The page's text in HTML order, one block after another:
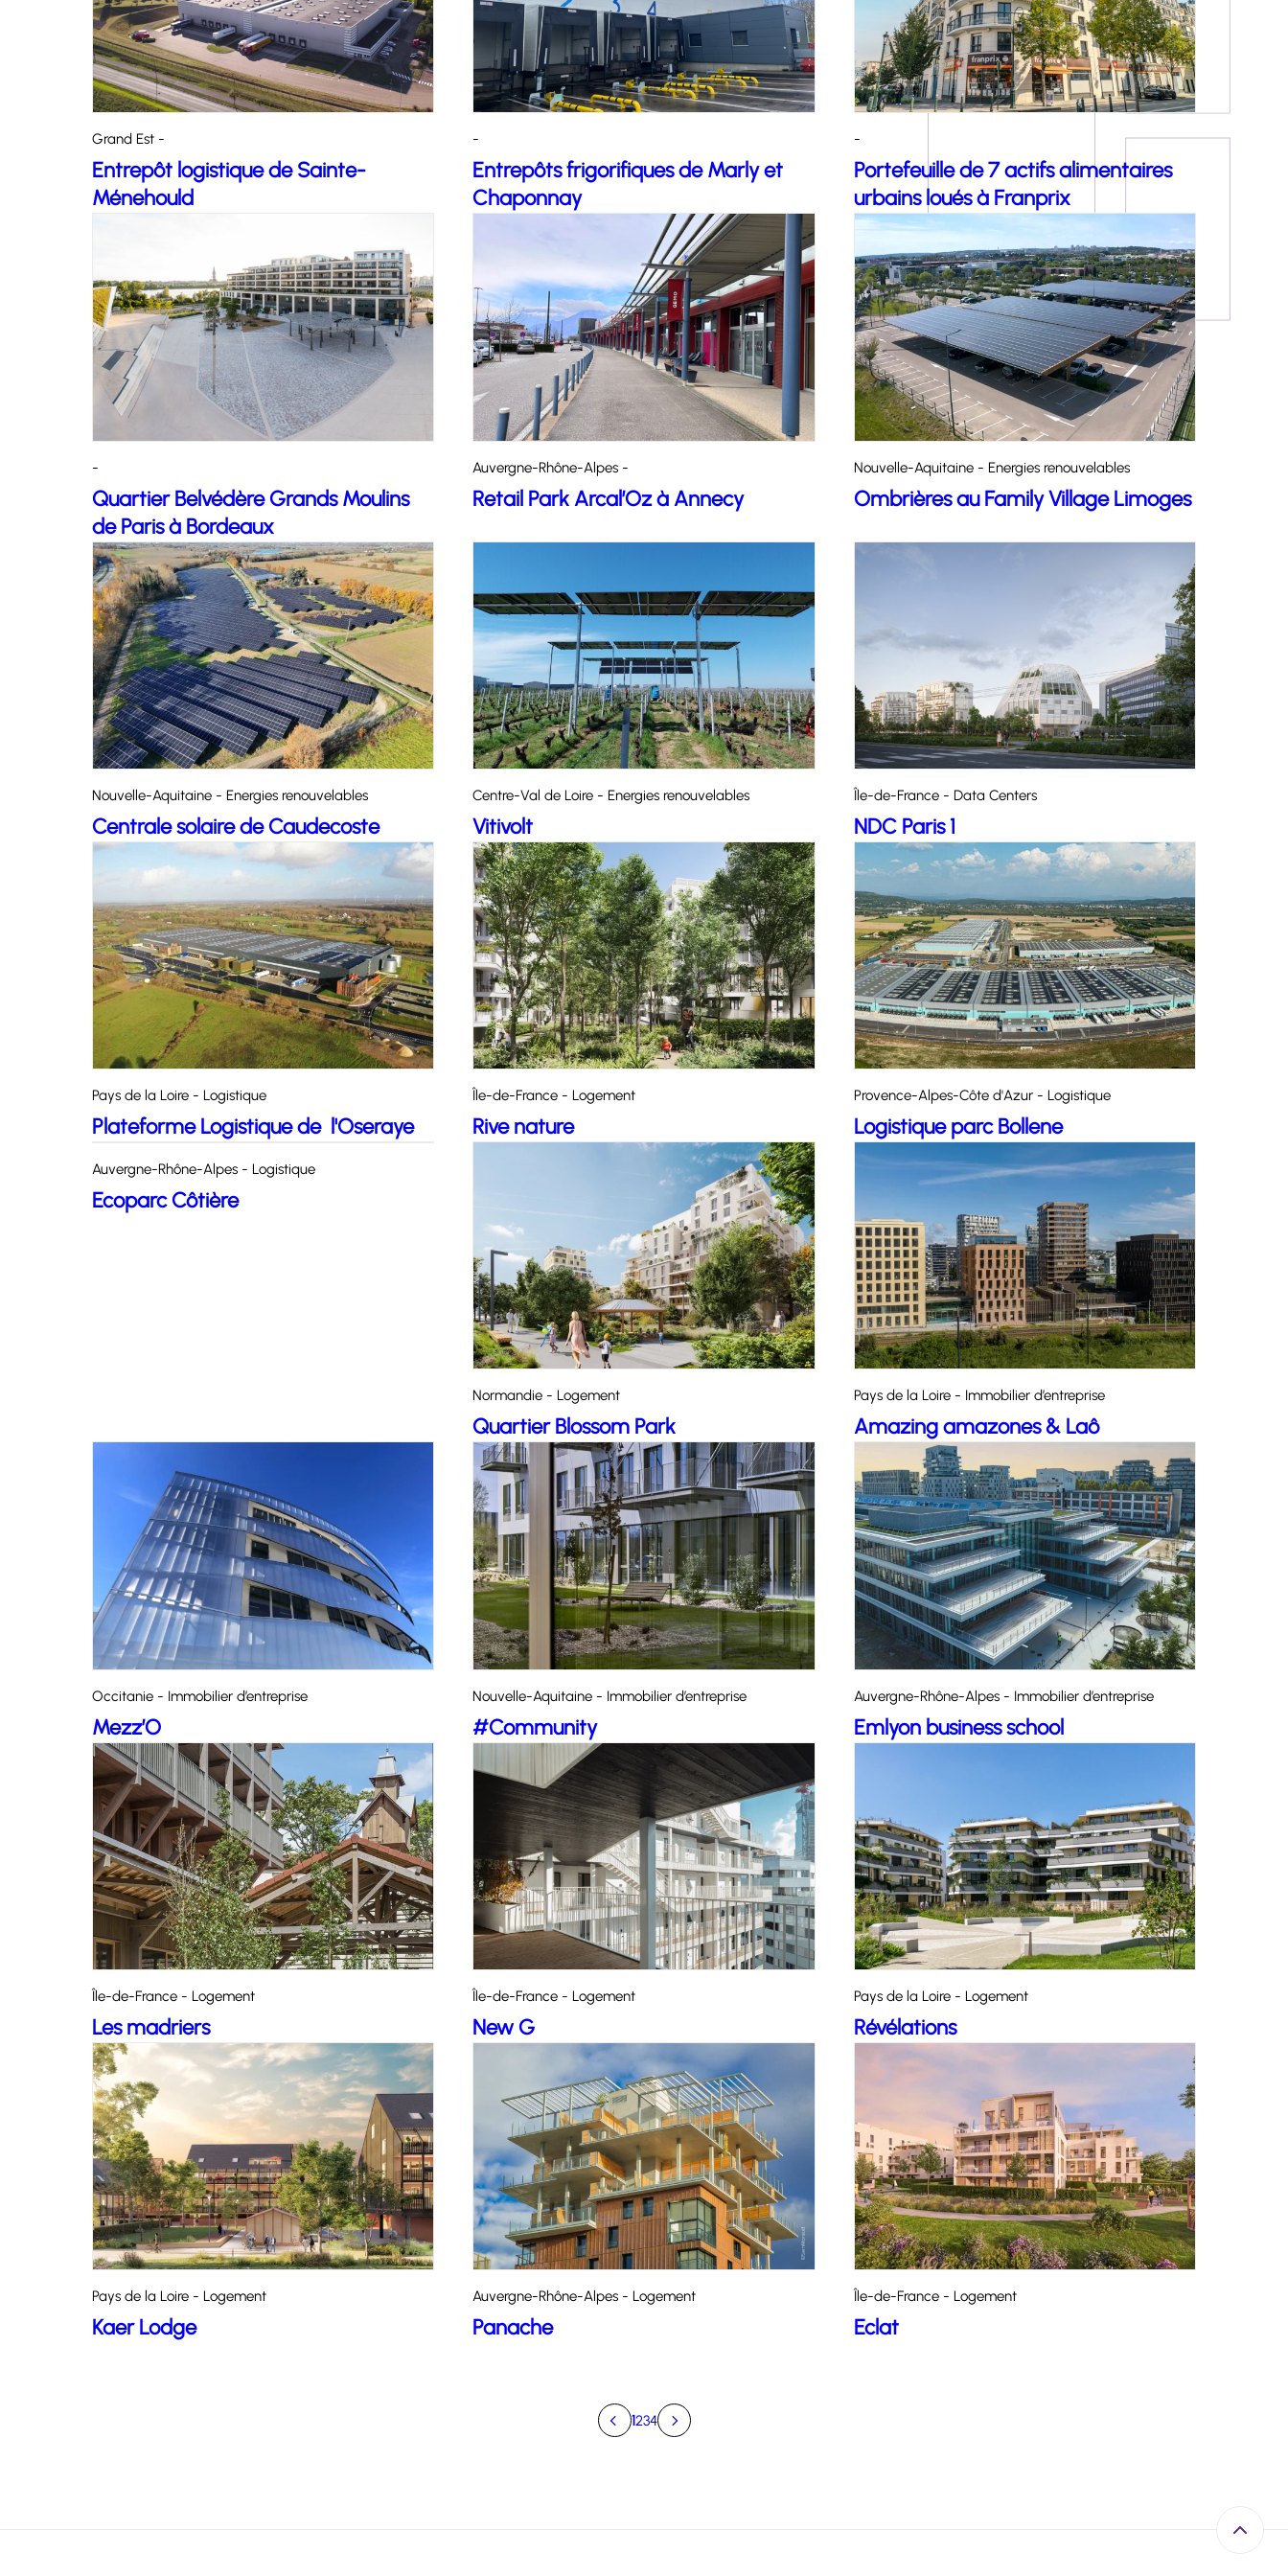
Grand Est -
Entrepôt logistique de Sainte-
Ménehould
-
Entrepôts frigorifiques de Marly et
Chaponnay
-
Portefeuille de 7 actifs alimentaires
urbains loués à Franprix
-
Quartier Belvédère Grands Moulins
de Paris à Bordeaux
Auvergne-Rhône-Alpes -
Retail Park Arcal’Oz à Annecy
Nouvelle-Aquitaine - Energies renouvelables
Ombrières au Family Village Limoges
Nouvelle-Aquitaine - Energies renouvelables
Centrale solaire de Caudecoste
Centre-Val de Loire - Energies renouvelables
Vitivolt
Île-de-France - Data Centers
NDC Paris 1
Pays de la Loire - Logistique
Plateforme Logistique de l'Oseraye
Île-de-France - Logement
Rive nature
Provence-Alpes-Côte d'Azur - Logistique
Logistique parc Bollene
Auvergne-Rhône-Alpes - Logistique
Ecoparc Côtière
Normandie - Logement
Quartier Blossom Park
Pays de la Loire - Immobilier d’entreprise
Amazing amazones & Laô
Occitanie - Immobilier d’entreprise
Mezz’O
Nouvelle-Aquitaine - Immobilier d’entreprise
#Community
Auvergne-Rhône-Alpes - Immobilier d’entreprise
Emlyon business school
Île-de-France - Logement
Les madriers
Île-de-France - Logement
New G
Pays de la Loire - Logement
Révélations
Pays de la Loire - Logement
Kaer Lodge
Auvergne-Rhône-Alpes - Logement
Panache
Île-de-France - Logement
Eclat
Précédent
1234
Suivant
Retour